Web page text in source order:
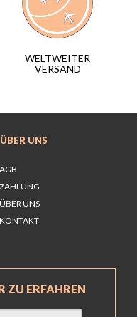
WELTWEITER
VERSAND
ÜBER UNS
AGB
ZAHLUNG
ÜBER UNS
KONTAKT
ZU ERFAHREN